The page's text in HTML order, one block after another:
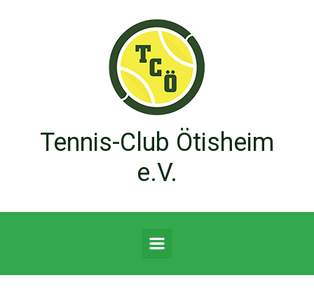
Tennis-Club Ötisheim
e.V.